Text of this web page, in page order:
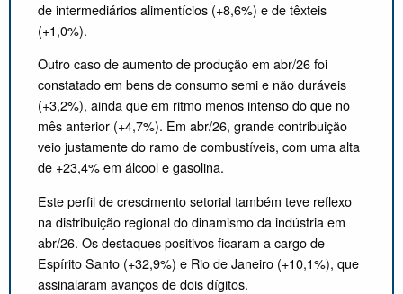
de intermediários alimentícios (+8,6%) e de têxteis
(+1,0%).
Outro caso de aumento de produção em abr/26 foi
constatado em bens de consumo semi e não duráveis
(+3,2%), ainda que em ritmo menos intenso do que no
mês anterior (+4,7%). Em abr/26, grande contribuição
veio justamente do ramo de combustíveis, com uma alta
de +23,4% em álcool e gasolina.
Este perfil de crescimento setorial também teve reflexo
na distribuição regional do dinamismo da indústria em
abr/26. Os destaques positivos ficaram a cargo de
Espírito Santo (+32,9%) e Rio de Janeiro (+10,1%), que
assinalaram avanços de dois dígitos.